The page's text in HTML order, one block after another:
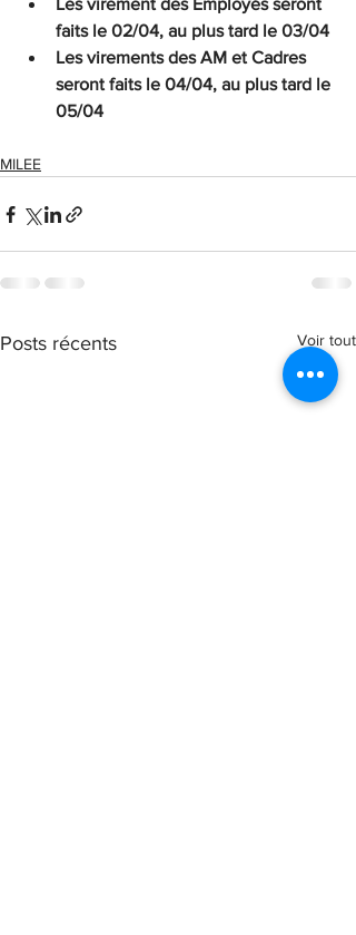
Les virement des Employés seront
faits le 02/04, au plus tard le 03/04
Les virements des AM et Cadres
seront faits le 04/04, au plus tard le
05/04
MILEE
Posts récents Voir tout